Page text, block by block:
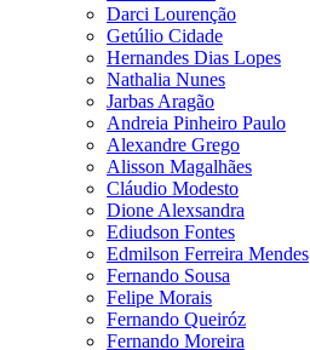
Darci Lourenção
Getúlio Cidade
Hernandes Dias Lopes
Nathalia Nunes
Jarbas Aragão
Andreia Pinheiro Paulo
Alexandre Grego
Alisson Magalhães
Cláudio Modesto
Dione Alexsandra
Ediudson Fontes
Edmilson Ferreira Mendes
Fernando Sousa
Felipe Morais
Fernando Queiróz
Fernando Moreira